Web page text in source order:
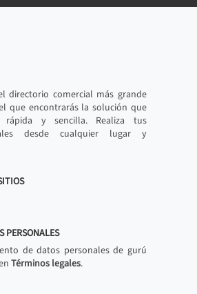
directorio comercial más grande
que encontrarás la solución que
rápida y sencilla. Realiza tus
desde cualquier lugar y
PERSONALES
de datos personales de gurú
Términos legales.